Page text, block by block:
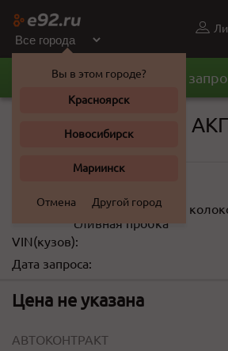
Вы в этом городе?
Красноярск
Новосибирск
Мариинск
Отмена Другой город
Последние
Корпус вариатора
Honda Fit 2003 г.
Описание:Нужен корус АКПП
сливная пробка
VIN(кузов):
Дата запроса:
Цена не указана
АВТОКОНТРАКТ